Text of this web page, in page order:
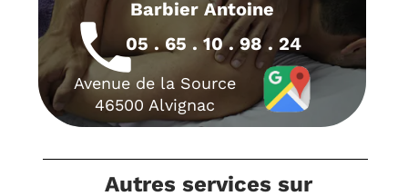
Barbier Antoine
local_phone05 . 65 . 10 . 98 . 24
Avenue de la Source
46500 Alvignac
Autres services sur